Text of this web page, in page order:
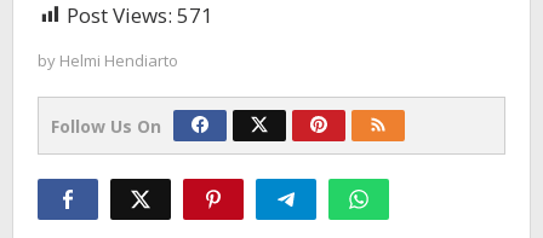
Post Views: 571
by Helmi Hendiarto
Follow Us On